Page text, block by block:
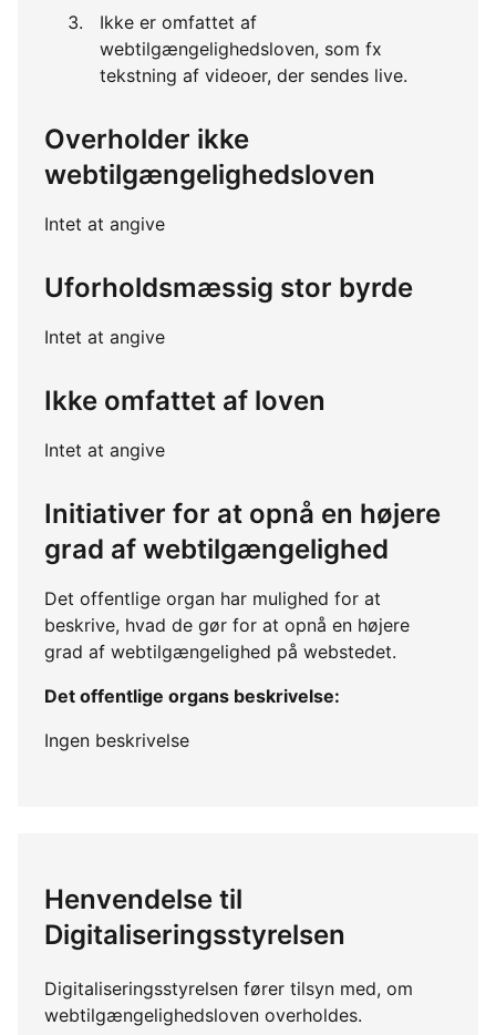
Ikke er omfattet af
webtilgængelighedsloven, som fx
tekstning af videoer, der sendes live.
Overholder ikke
webtilgængelighedsloven
Intet at angive
Uforholdsmæssig stor byrde
Intet at angive
Ikke omfattet af loven
Intet at angive
Initiativer for at opnå en højere
grad af webtilgængelighed
Det offentlige organ har mulighed for at
beskrive, hvad de gør for at opnå en højere
grad af webtilgængelighed på webstedet.
Det offentlige organs beskrivelse:
Ingen beskrivelse
Henvendelse til
Digitaliseringsstyrelsen
Digitaliseringsstyrelsen fører tilsyn med, om
webtilgængelighedsloven overholdes.